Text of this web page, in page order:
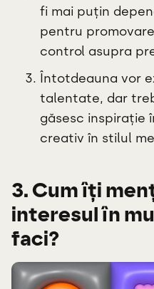
fi mai puțin
pentru
control asupra
Întotdeauna vor
talentate, dar
găsesc inspirație
creativ în stilul
3. Cum îți
interesul în
faci?